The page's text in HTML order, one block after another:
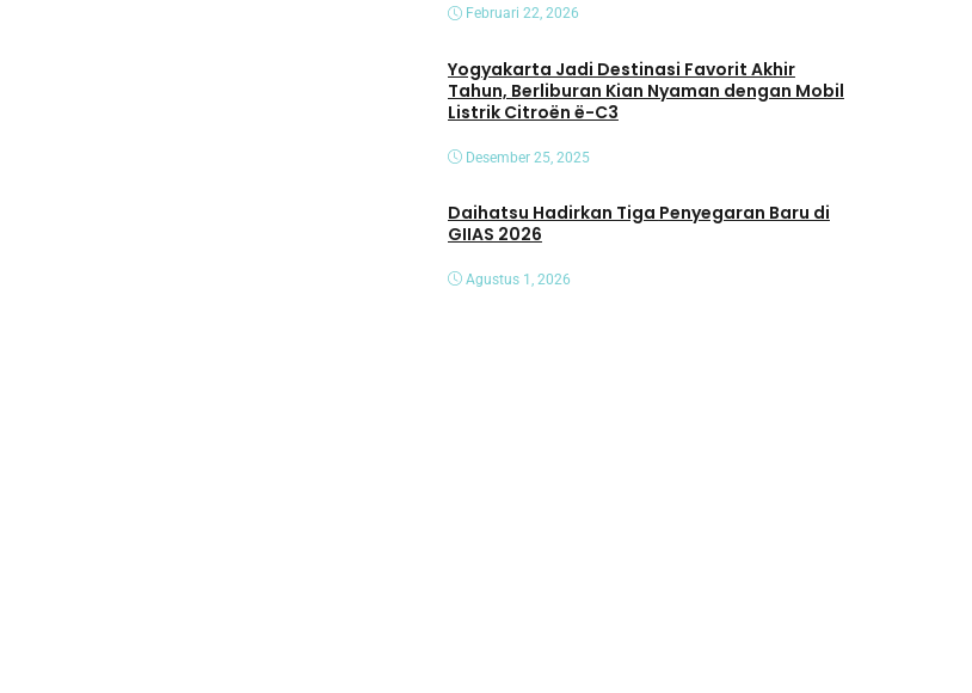
Februari 22, 2026
Yogyakarta Jadi Destinasi Favorit Akhir
Tahun, Berliburan Kian Nyaman dengan Mobil
Listrik Citroën ë-C3
Desember 25, 2025
Daihatsu Hadirkan Tiga Penyegaran Baru di
GIIAS 2026
Agustus 1, 2026